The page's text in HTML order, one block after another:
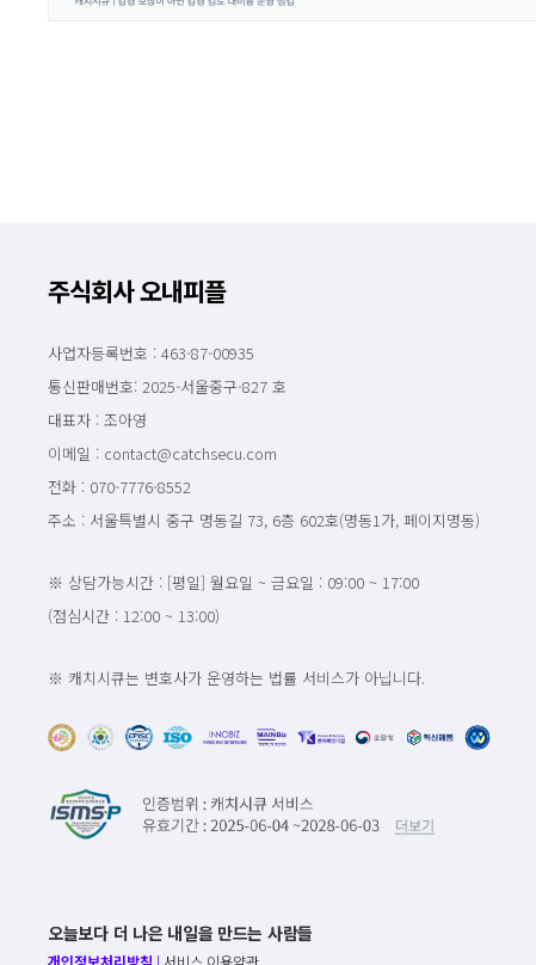
주식회사 오내피플
사업자등록번호 : 463-87-00935
통신판매번호: 2025-서울중구-827 호
대표자 : 조아영
이메일 : contact@catchsecu.com
전화 : 070-7776-8552
주소 : 서울특별시 중구 명동길 73, 6층 602호(명동1가, 페이지명동)
※ 상담가능시간 : [평일] 월요일 ~ 금요일 : 09:00 ~ 17:00
(점심시간 : 12:00 ~ 13:00)
※ 캐치시큐는 변호사가 운영하는 법률 서비스가 아닙니다.
오늘보다 더 나은 내일을 만드는 사람들
개인정보처리방침 | 서비스 이용약관